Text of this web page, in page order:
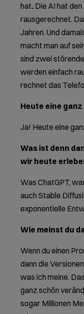
hat. Die AI hat
rausgerechnet.
Jahren. Und
macht man auf
sind zwei
werden einfach
rechnet das
Heute eine
Ja! Heute eine
Was ist denn
wir heute
Was ChatGPT,
auch Stable
exponentielle
Wie meinst du
Wenn du einen
dann die
was ich meine.
ganz schön
sogar Millionen